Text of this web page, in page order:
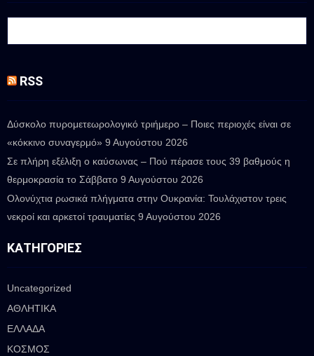
RSS
Δύσκολο πυρομετεωρολογικό τριήμερο – Ποιες περιοχές είναι σε
«κόκκινο συναγερμό» 9 Αυγούστου 2026
Σε πλήρη εξέλιξη ο καύσωνας – Πού πέρασε τους 39 βαθμούς η
θερμοκρασία το Σάββατο 9 Αυγούστου 2026
Ολονύχτια ρωσικά πλήγματα στην Ουκρανία: Τουλάχιστον τρεις
νεκροί και αρκετοί τραυματίες 9 Αυγούστου 2026
ΚΑΤΗΓΟΡΊΕΣ
Uncategorized
ΑΘΛΗΤΙΚΑ
ΕΛΛΑΔΑ
ΚΟΣΜΟΣ